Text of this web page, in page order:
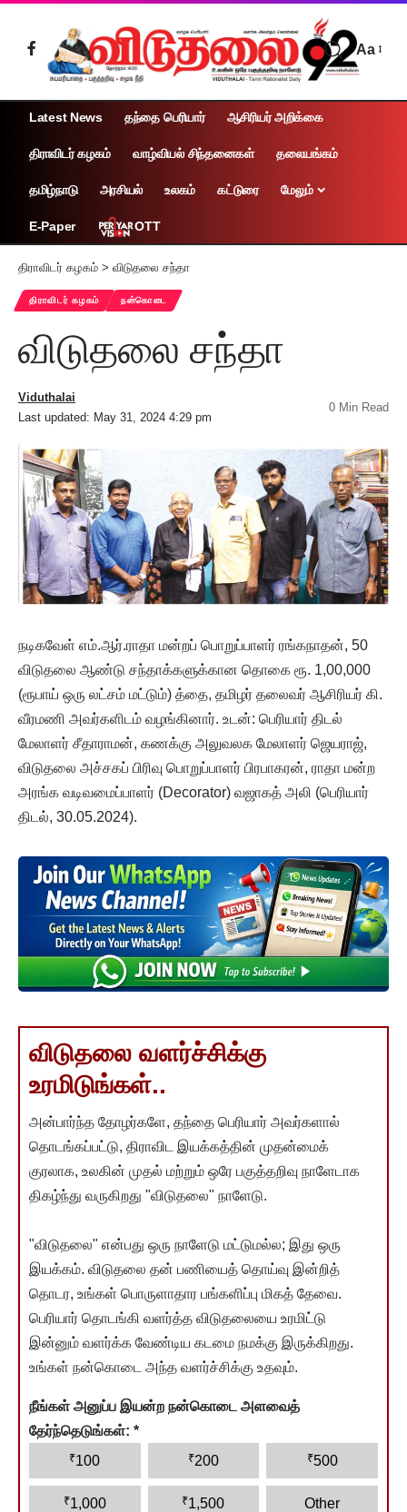
Aa
Latest News தந்தை பெரியார் ஆசிரியர் அறிக்கை
திராவிடர் கழகம் வாழ்வியல் சிந்தனைகள் தலையங்கம்
தமிழ்நாடு அரசியல் உலகம் கட்டுரை மேலும்
E-Paper OTT
திராவிடர் கழகம் > விடுதலை சந்தா
திராவிடர் கழகம் நன்கொடை
விடுதலை சந்தா
Last updated: May 31, 2024 4:29 pm
Viduthalai
0 Min Read
நடிகவேள் எம்.ஆர்.ராதா மன்றப் பொறுப்பாளர் ரங்கநாதன், 50
விடுதலை ஆண்டு சந்தாக்களுக்கான தொகை ரூ. 1,00,000
(ரூபாய் ஒரு லட்சம் மட்டும்) த்தை, தமிழர் தலைவர் ஆசிரியர் கி.
வீரமணி அவர்களிடம் வழங்கினார். உடன்: பெரியார் திடல்
மேலாளர் சீதாராமன், கணக்கு அலுவலக மேலாளர் ஜெயராஜ்,
விடுதலை அச்சகப் பிரிவு பொறுப்பாளர் பிரபாகரன், ராதா மன்ற
அரங்க வடிவமைப்பாளர் (Decorator) வஜாகத் அலி (பெரியார்
திடல், 30.05.2024).
விடுதலை வளர்ச்சிக்கு
உரமிடுங்கள்..
அன்பார்ந்த தோழர்களே, தந்தை பெரியார் அவர்களால்
தொடங்கப்பட்டு, திராவிட இயக்கத்தின் முதன்மைக்
குரலாக, உலகின் முதல் மற்றும் ஒரே பகுத்தறிவு நாளேடாக
திகழ்ந்து வருகிறது "விடுதலை" நாளேடு.
"விடுதலை" என்பது ஒரு நாளேடு மட்டுமல்ல; இது ஒரு
இயக்கம். விடுதலை தன் பணியைத் தொய்வு இன்றித்
தொடர, உங்கள் பொருளாதார பங்களிப்பு மிகத் தேவை.
பெரியார் தொடங்கி வளர்த்த விடுதலையை உரமிட்டு
இன்னும் வளர்க்க வேண்டிய கடமை நமக்கு இருக்கிறது.
உங்கள் நன்கொடை அந்த வளர்ச்சிக்கு உதவும்.
நீங்கள் அனுப்ப இயன்ற நன்கொடை அளவைத்
தேர்ந்தெடுங்கள்: *
₹100 ₹200 ₹500
₹1,000 ₹1,500 Other